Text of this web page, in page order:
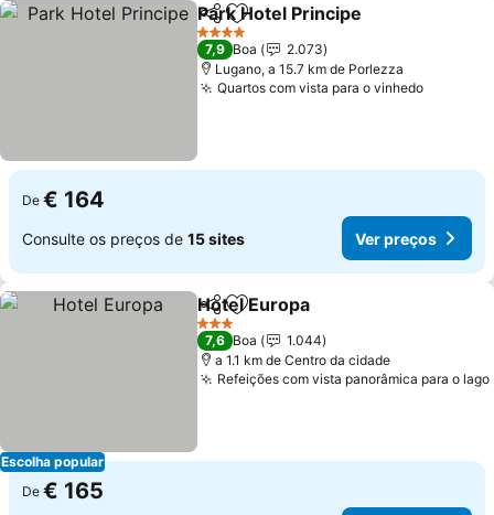
PartilharAdicionar aos favoritos
Park Hotel Principe
4 Estrelas
7,9 Boa
2.073
Lugano, a 15.7 km de Porlezza
Quartos com vista para o vinhedo
De € 164
Consulte os preços de 15 sites Ver preços
Escolha popular
PartilharAdicionar aos favoritos
Hotel Europa
3 Estrelas
7,6 Boa
1.044
a 1.1 km de Centro da cidade
Refeições com vista panorâmica para o lago
De € 165